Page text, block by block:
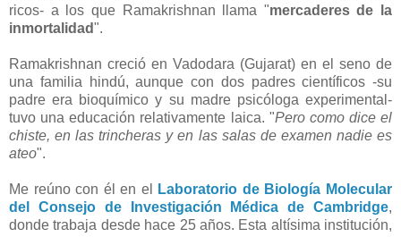
ricos- a los que Ramakrishnan llama "mercaderes de la
inmortalidad".
Ramakrishnan creció en Vadodara (Gujarat) en el seno de
una familia hindú, aunque con dos padres científicos -su
padre era bioquímico y su madre psicóloga experimental-
tuvo una educación relativamente laica. "Pero como dice el
chiste, en las trincheras y en las salas de examen nadie es
ateo".
Me reúno con él en el
Laboratorio de Biología Molecular
del Consejo de Investigación Médica de Cambridge,
donde trabaja desde hace 25 años. Esta altísima institución,